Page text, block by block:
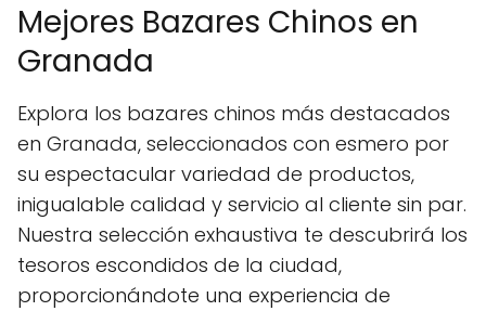
Mejores Bazares Chinos en
Granada
Explora los bazares chinos más destacados
en Granada, seleccionados con esmero por
su espectacular variedad de productos,
inigualable calidad y servicio al cliente sin par.
Nuestra selección exhaustiva te descubrirá los
tesoros escondidos de la ciudad,
proporcionándote una experiencia de